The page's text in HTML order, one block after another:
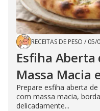
RECEITAS DE PESO / 05/
Esfiha Aberta
Massa Macia
Prepare esfiha aberta
com massa macia,
delicadamente...